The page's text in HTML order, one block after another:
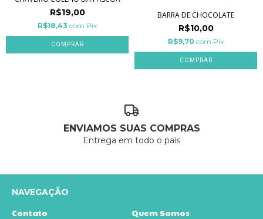
R$19,00
R$18,43 com Pix
COMPRAR
BARRA DE CHOCOLATE
R$10,00
R$9,70 com Pix
COMPRAR
ENVIAMOS SUAS COMPRAS
Entrega em todo o país
NAVEGAÇÃO
Contato Quem Somos